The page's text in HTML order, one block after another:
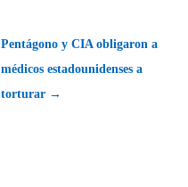
Pentágono y CIA obligaron a
médicos estadounidenses a
torturar →